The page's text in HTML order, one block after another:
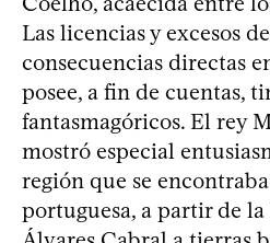
Las licencias y excesos
consecuencias directas
posee, a fin de cuentas,
fantasmagóricos. El rey
mostró especial
región que se
portuguesa, a partir de